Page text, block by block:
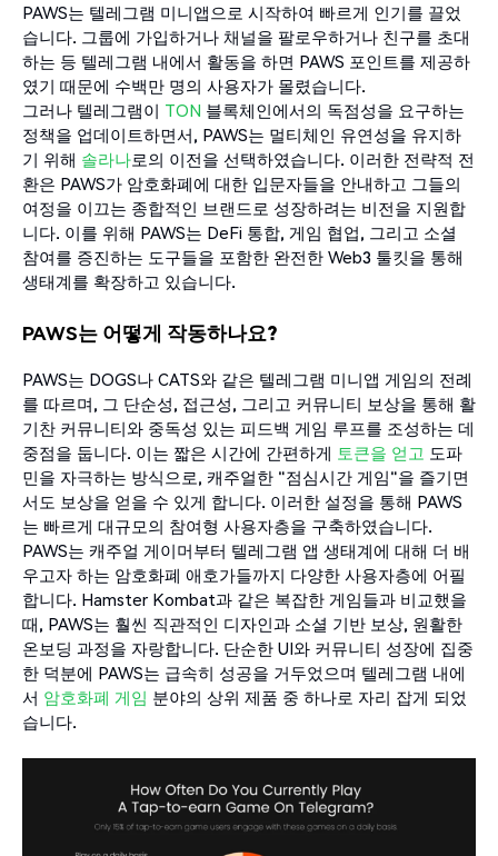
PAWS는 텔레그램 미니앱으로 시작하여 빠르게 인기를 끌었
습니다. 그룹에 가입하거나 채널을 팔로우하거나 친구를 초대
하는 등 텔레그램 내에서 활동을 하면 PAWS 포인트를 제공하
였기 때문에 수백만 명의 사용자가 몰렸습니다.
그러나 텔레그램이 TON 블록체인에서의 독점성을 요구하는
정책을 업데이트하면서, PAWS는 멀티체인 유연성을 유지하
기 위해 솔라나로의 이전을 선택하였습니다. 이러한 전략적 전
환은 PAWS가 암호화폐에 대한 입문자들을 안내하고 그들의
여정을 이끄는 종합적인 브랜드로 성장하려는 비전을 지원합
니다. 이를 위해 PAWS는 DeFi 통합, 게임 협업, 그리고 소셜
참여를 증진하는 도구들을 포함한 완전한 Web3 툴킷을 통해
생태계를 확장하고 있습니다.
PAWS는 어떻게 작동하나요?
PAWS는 DOGS나 CATS와 같은 텔레그램 미니앱 게임의 전례
를 따르며, 그 단순성, 접근성, 그리고 커뮤니티 보상을 통해 활
기찬 커뮤니티와 중독성 있는 피드백 게임 루프를 조성하는 데
중점을 둡니다. 이는 짧은 시간에 간편하게 토큰을 얻고 도파
민을 자극하는 방식으로, 캐주얼한 "점심시간 게임"을 즐기면
서도 보상을 얻을 수 있게 합니다. 이러한 설정을 통해 PAWS
는 빠르게 대규모의 참여형 사용자층을 구축하였습니다.
PAWS는 캐주얼 게이머부터 텔레그램 앱 생태계에 대해 더 배
우고자 하는 암호화폐 애호가들까지 다양한 사용자층에 어필
합니다. Hamster Kombat과 같은 복잡한 게임들과 비교했을
때, PAWS는 훨씬 직관적인 디자인과 소셜 기반 보상, 원활한
온보딩 과정을 자랑합니다. 단순한 UI와 커뮤니티 성장에 집중
한 덕분에 PAWS는 급속히 성공을 거두었으며 텔레그램 내에
서 암호화폐 게임 분야의 상위 제품 중 하나로 자리 잡게 되었
습니다.